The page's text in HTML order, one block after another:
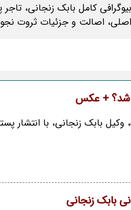
بیوگرافی کامل بابک زنجانی،
اصلی، اصالت و جزئیات ثروت
شد؟ + عکس
وکیل بابک زنجانی، با انتشار